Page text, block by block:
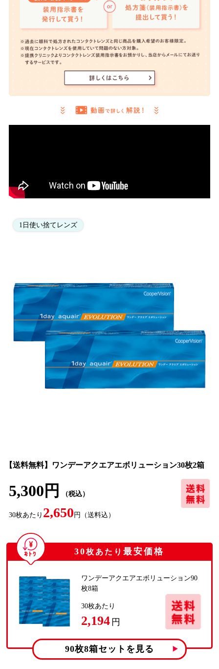
1日使い捨てレンズ
【送料無料】ワンデーアクエアエボリューション30枚2箱
5,300円 （税込）
30枚あたり 2,650 円 （送料込）
30枚あたり 最安価格
ワンデーアクエアエボリューション90
枚8箱
30枚あたり
2,194 円
90枚8箱セットを見る